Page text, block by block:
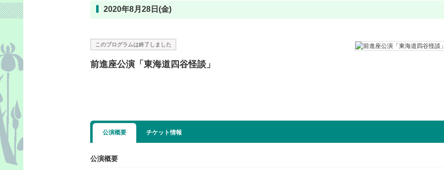
2020年8月28日(金)
このプログラムは終了しました
前進座公演「東海道四谷怪談」
公演概要 チケット情報
公演概要